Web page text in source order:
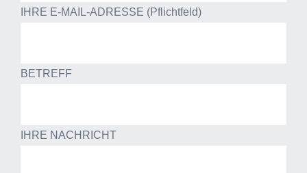
IHRE E-MAIL-ADRESSE (Pflichtfeld)
BETREFF
IHRE NACHRICHT